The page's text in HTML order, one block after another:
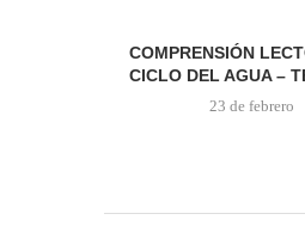
COMPRENSIÓN
CICLO DEL AGUA –
23 de febrero